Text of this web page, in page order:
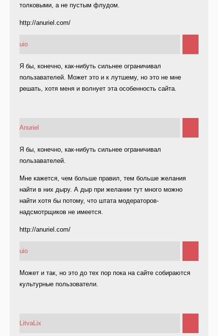
толковыми, а не пустым флудом.
http://anuriel.com/
uio
Я бы, конечно, как-нибуть сильнее ограничивал
пользавателей. Может это и к лутшему, но это не мне
решать, хотя меня и волнует эта особенность сайта.
Anuriel
Я бы, конечно, как-нибуть сильнее ограничивал
пользавателей.
Мне кажется, чем больше правил, тем больше желания
найти в них дыру. А дыр при желании тут много можно
найти хотя бы потому, что штата модераторов-
надсмотрщиков не имеется.
http://anuriel.com/
uio
Может и так, но это до тех пор пока на сайте собираются
культурные пользователи.
LitvaLix